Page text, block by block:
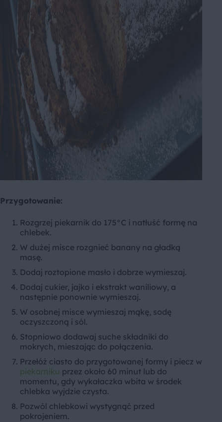
Przygotowanie:
Rozgrzej piekarnik do 175°C i natłuść formę na
chlebek.
W dużej misce rozgnieć banany na gładką
masę.
Dodaj roztopione masło i dobrze wymieszaj.
Dodaj cukier, jajko i ekstrakt waniliowy, a
następnie ponownie wymieszaj.
W osobnej misce wymieszaj mąkę, sodę
oczyszczoną i sól.
Stopniowo dodawaj suche składniki do
mokrych, mieszając do połączenia.
Przełóż ciasto do przygotowanej formy i piecz w
piekarniku przez około 60 minut lub do
momentu, gdy wykałaczka wbita w środek
chlebka wyjdzie czysta.
Pozwól chlebkowi wystygnąć przed
pokrojeniem.